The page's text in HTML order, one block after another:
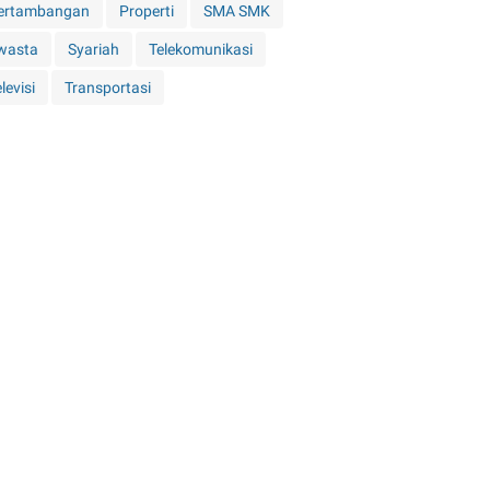
Properti SMA SMK
Syariah Telekomunikasi
Transportasi